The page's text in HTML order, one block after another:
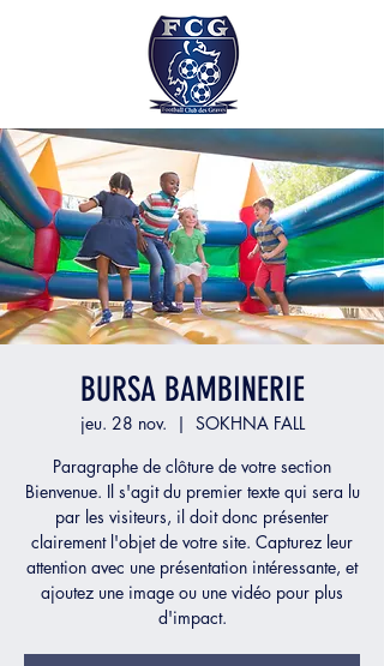
BURSA BAMBINERIE
jeu. 28 nov.
  |
SOKHNA FALL
Paragraphe de clôture de votre section
Bienvenue. Il s'agit du premier texte qui sera lu
par les visiteurs, il doit donc présenter
clairement l'objet de votre site. Capturez leur
attention avec une présentation intéressante, et
ajoutez une image ou une vidéo pour plus
d'impact.